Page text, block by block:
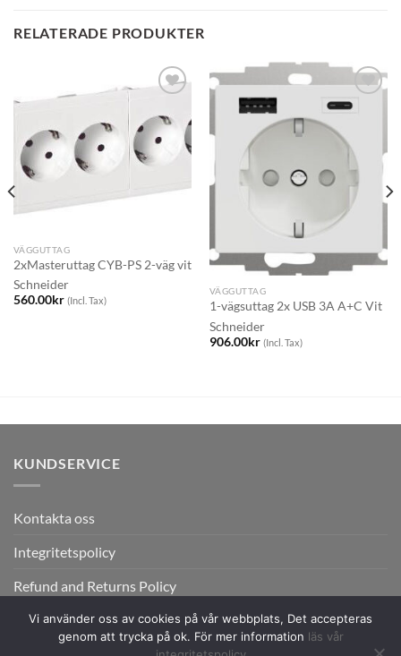
RELATERADE PRODUKTER
VÄGGUTTAG
2xMasteruttag CYB-PS 2-väg vit
Schneider
560.00kr (Incl. Tax)
VÄGGUTTAG
1-vägsuttag 2x USB 3A A+C Vit
Schneider
906.00kr (Incl. Tax)
KUNDSERVICE
Kontakta oss
Integritetspolicy
Refund and Returns Policy
Vi använder oss av cookies på vår webbplats, Det accepteras
genom att trycka på ok. För mer information läs vår